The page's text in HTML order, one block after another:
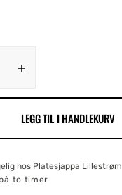
Sköt
LEGG TIL I HANDLEKURV
hos Platesjappa Lillestrøm
to timer